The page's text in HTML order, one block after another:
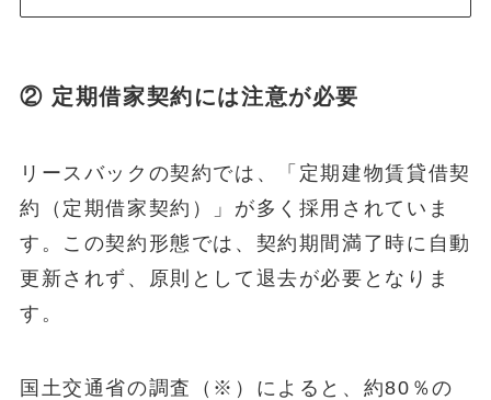
② 定期借家契約には注意が必要
リースバックの契約では、「定期建物賃貸借契
約（定期借家契約）」が多く採用されていま
す。この契約形態では、契約期間満了時に自動
更新されず、原則として退去が必要となりま
す。
国土交通省の調査（※）によると、約80％の